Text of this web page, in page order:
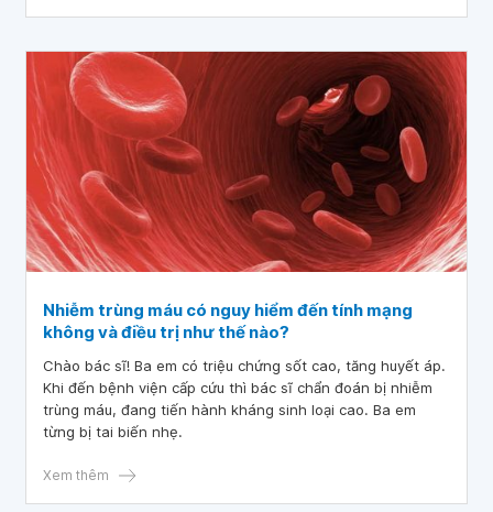
Nhiễm trùng máu có nguy hiểm đến tính mạng
không và điều trị như thế nào?
Chào bác sĩ! Ba em có triệu chứng sốt cao, tăng huyết áp.
Khi đến bệnh viện cấp cứu thì bác sĩ chẩn đoán bị nhiễm
trùng máu, đang tiến hành kháng sinh loại cao. Ba em
từng bị tai biến nhẹ.
Xem thêm